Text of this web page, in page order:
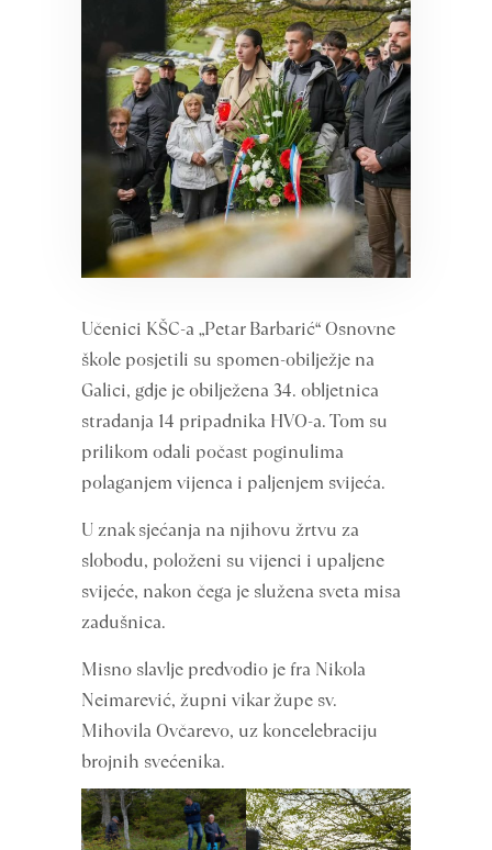
Učenici KŠC-a „Petar Barbarić“ Osnovne
škole posjetili su spomen-obilježje na
Galici, gdje je obilježena 34. obljetnica
stradanja 14 pripadnika HVO-a. Tom su
prilikom odali počast poginulima
polaganjem vijenca i paljenjem svijeća.
U znak sjećanja na njihovu žrtvu za
slobodu, položeni su vijenci i upaljene
svijeće, nakon čega je služena sveta misa
zadušnica.
Misno slavlje predvodio je fra Nikola
Neimarević, župni vikar župe sv.
Mihovila Ovčarevo, uz koncelebraciju
brojnih svećenika.